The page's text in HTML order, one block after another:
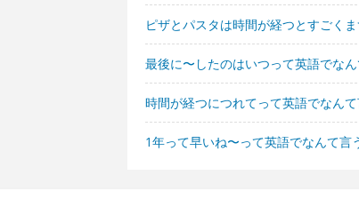
ピザとパスタは時間が経つとすごく
最後に〜したのはいつって英語でな
時間が経つにつれてって英語でなんて
1年って早いね〜って英語でなんて言